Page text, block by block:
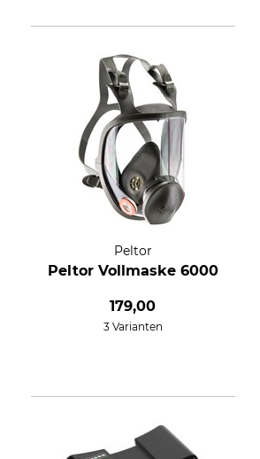
Peltor
Peltor Vollmaske 6000
179,00
3 Varianten